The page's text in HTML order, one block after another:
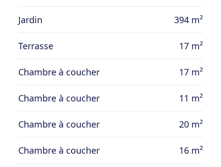
Jardin 394 m²
Terrasse 17 m²
Chambre à coucher 17 m²
Chambre à coucher 11 m²
Chambre à coucher 20 m²
Chambre à coucher 16 m²